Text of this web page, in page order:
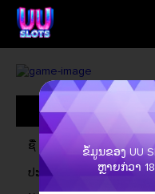
ພວກເຮົາແມ່ນຫ
ການດຳເນີນກາ
ຂ່າວສານ
ຄຳຄົນນາມວິບັດ
ຊື່
ປະເພດຂອງເກມ
ຂໍ້ມູນຂອງ UU
ຫຼາຍກ່ວາ